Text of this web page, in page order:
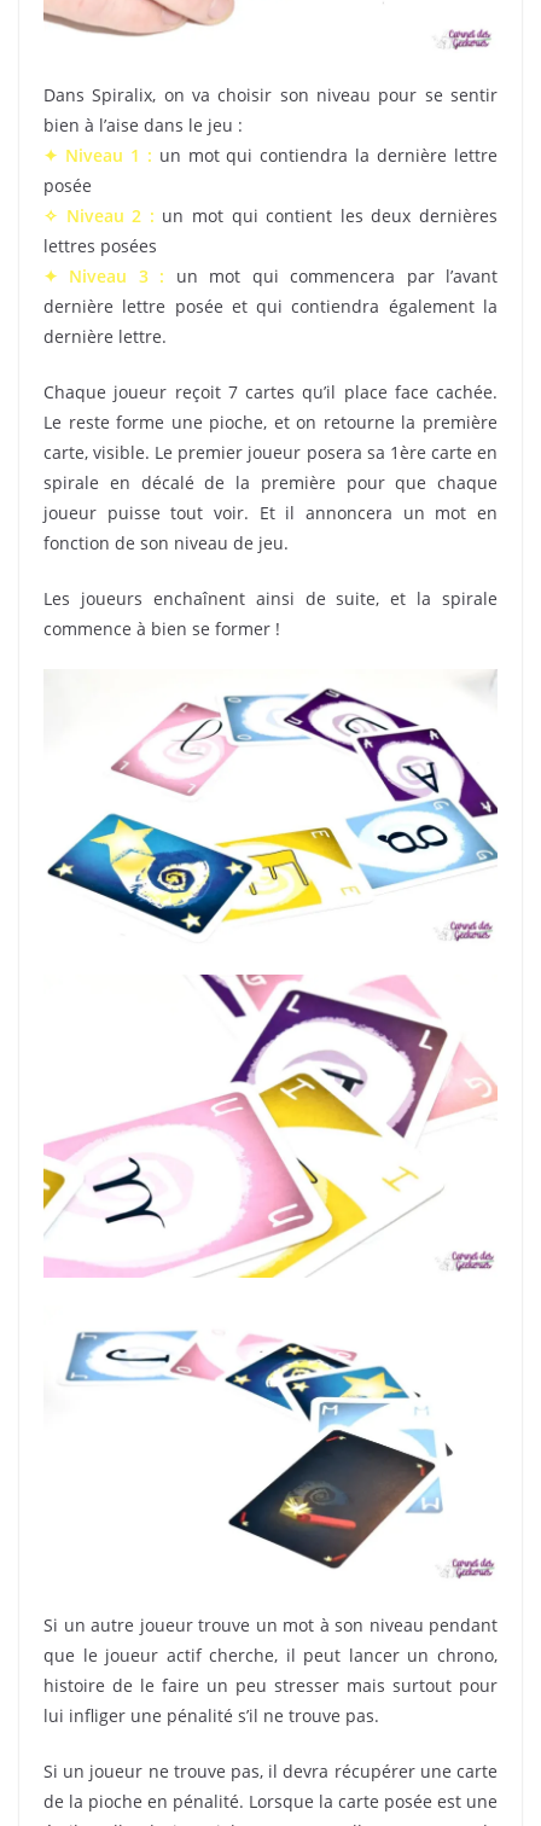
Dans Spiralix, on va choisir son niveau pour se sentir
bien à l’aise dans le jeu :
✦ Niveau 1 : un mot qui contiendra la dernière lettre
posée
✧ Niveau 2 : un mot qui contient les deux dernières
lettres posées
✦ Niveau 3 :
un mot qui commencera par l’avant
dernière lettre posée et qui contiendra également la
dernière lettre.
Chaque joueur reçoit 7 cartes qu’il place face cachée.
Le reste forme une pioche, et on retourne la première
carte, visible. Le premier joueur posera sa 1ère carte en
spirale en décalé de la première pour que chaque
joueur puisse tout voir. Et il annoncera un mot en
fonction de son niveau de jeu.
Les joueurs enchaînent ainsi de suite, et la spirale
commence à bien se former !
Si un autre joueur trouve un mot à son niveau pendant
que le joueur actif cherche, il peut lancer un chrono,
histoire de le faire un peu stresser mais surtout pour
lui infliger une pénalité s’il ne trouve pas.
Si un joueur ne trouve pas, il devra récupérer une carte
de la pioche en pénalité. Lorsque la carte posée est une